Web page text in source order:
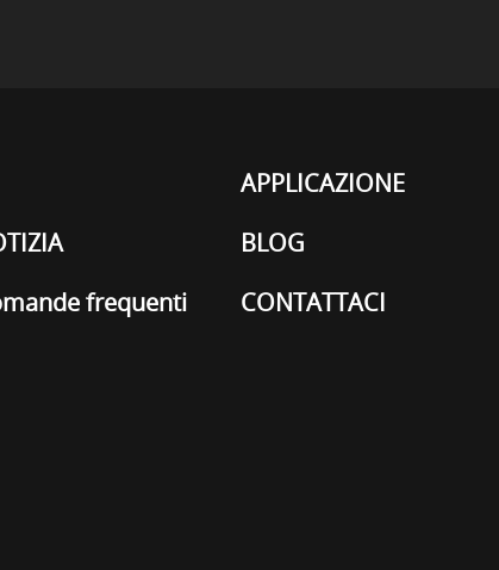
APPLICAZIONE
BLOG
frequenti
CONTATTACI